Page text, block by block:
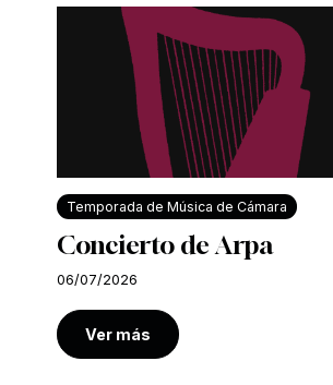
Temporada de Música de Cámara
Concierto de Arpa
06/07/2026
Ver más